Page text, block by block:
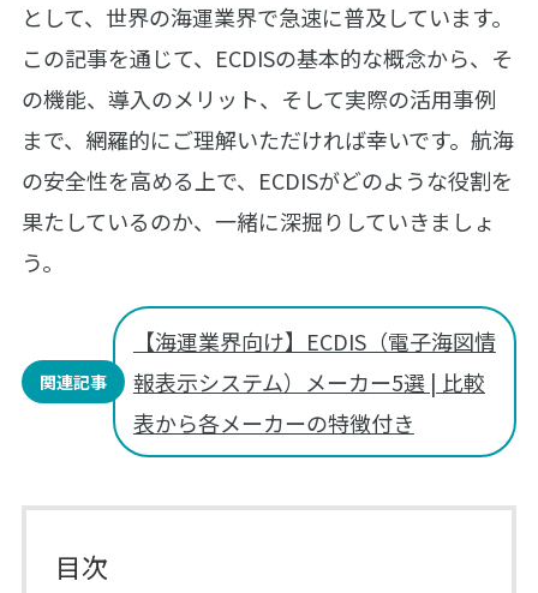
として、世界の海運業界で急速に普及しています。
この記事を通じて、ECDISの基本的な概念から、そ
の機能、導入のメリット、そして実際の活用事例
まで、網羅的にご理解いただければ幸いです。航海
の安全性を高める上で、ECDISがどのような役割を
果たしているのか、一緒に深掘りしていきましょ
う。
関連記事
【海運業界向け】ECDIS（電子海図情
報表示システム）メーカー5選 | 比較
表から各メーカーの特徴付き
目次